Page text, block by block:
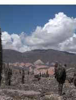
de l'Homme
membre ou